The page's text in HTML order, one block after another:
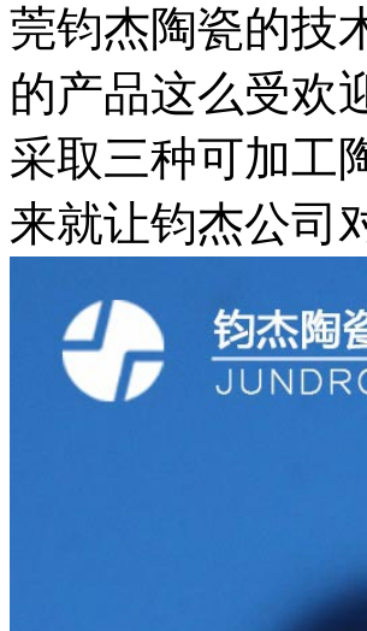
莞钧杰陶瓷的技
的产品这么受欢
采取三种可加工
来就让钧杰公司